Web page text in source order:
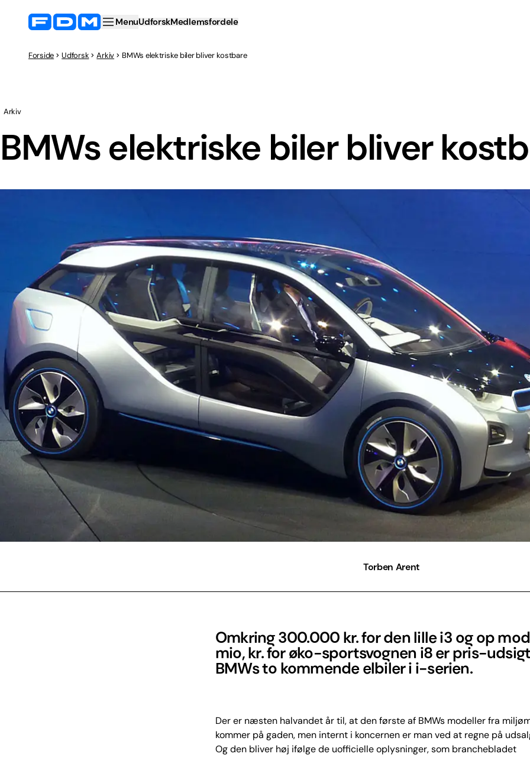
MenuUdforskMedlemsfordele
Forside Udforsk Arkiv BMWs elektriske biler bliver kostbare
BMWs elektriske biler bliver
Arkiv
Torben Arent
Omkring 300.000 kr. for den lille i3 og op
mio, kr. for øko-sportsvognen i8 er pris-
BMWs to kommende elbiler i i-serien.
Der er næsten halvandet år til, at den første af BMWs modeller fra
kommer på gaden, men internt i koncernen er man ved at regne på
Og den bliver høj ifølge de uofficielle oplysninger, som branchebladet